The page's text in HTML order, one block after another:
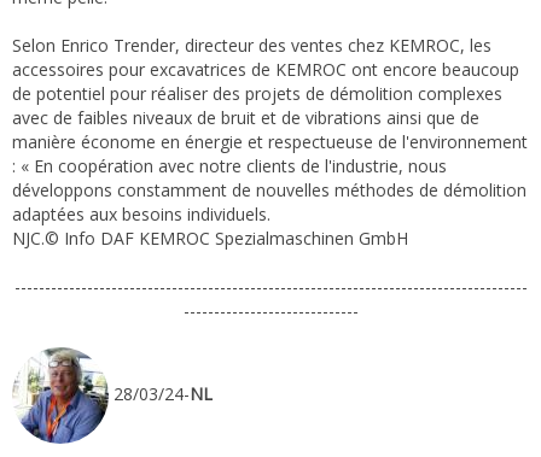
Selon Enrico Trender, directeur des ventes chez KEMROC, les
accessoires pour excavatrices de KEMROC ont encore beaucoup
de potentiel pour réaliser des projets de démolition complexes
avec de faibles niveaux de bruit et de vibrations ainsi que de
manière économe en énergie et respectueuse de l'environnement
: « En coopération avec notre clients de l'industrie, nous
développons constamment de nouvelles méthodes de démolition
adaptées aux besoins individuels.
NJC.© Info DAF KEMROC Spezialmaschinen GmbH
-------------------------------------------------------------------------------------
-----------------------------
28/03/24-NL